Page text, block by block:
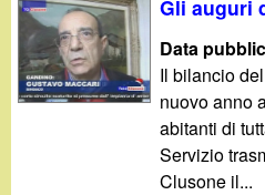
Gli auguri
Data
Il bilancio
nuovo anno
abitanti di
Servizio
Clusone il...